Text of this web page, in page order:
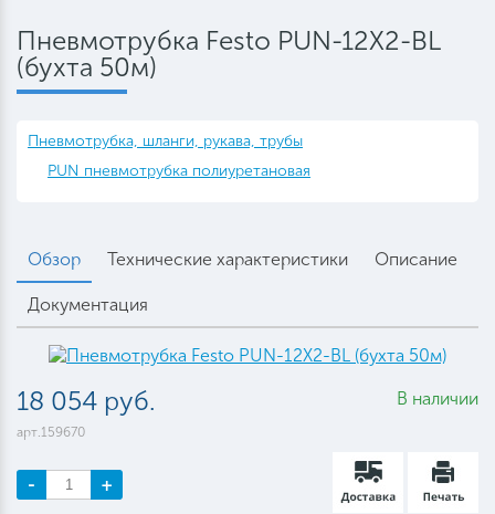
Пневмотрубка Festo PUN-12X2-BL
(бухта 50м)
Пневмотрубка, шланги, рукава, трубы
PUN пневмотрубка полиуретановая
Обзор Технические характеристики Описание
Документация
18 054 руб.
арт.159670
В наличии
- +